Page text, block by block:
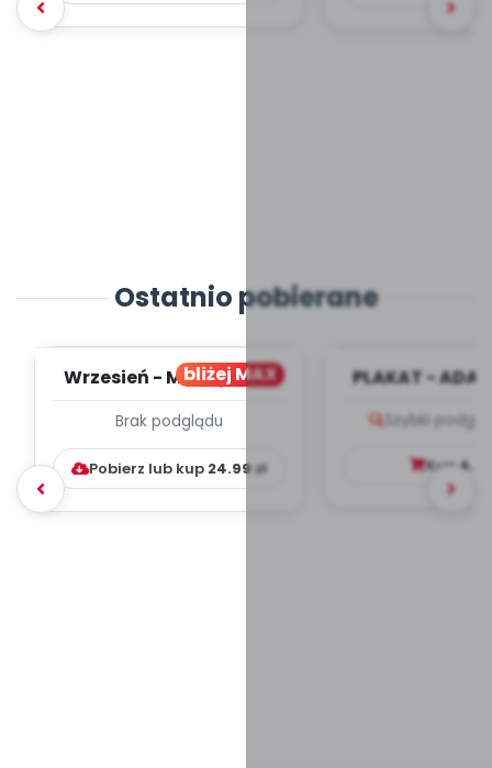
Ostatnio pobierane
bliżej MAX
Wrzesień - MIESIĘCZNY
WYCHOWAWCZO –
DYDAKTYC...
Brak podglądu
Pobierz lub kup 24.99zł
PLAKAT -
Szybki
Kup